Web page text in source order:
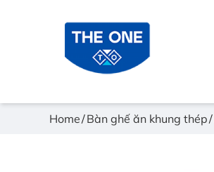
Home Bàn ghế ăn khung thép